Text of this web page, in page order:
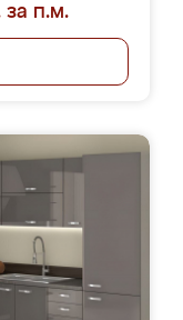
за п.м.